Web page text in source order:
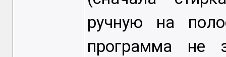
ручную на
программа не